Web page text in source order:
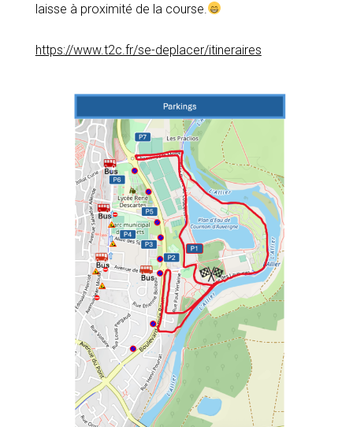
laisse à proximité de la course.
https://www.t2c.fr/se-deplacer/itineraires